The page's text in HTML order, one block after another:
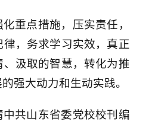
重点措施，压实责任，
，务求学习实效，真正
汲取的智慧，转化为推
强大动力和生动实践。
共山东省委党校校刊编